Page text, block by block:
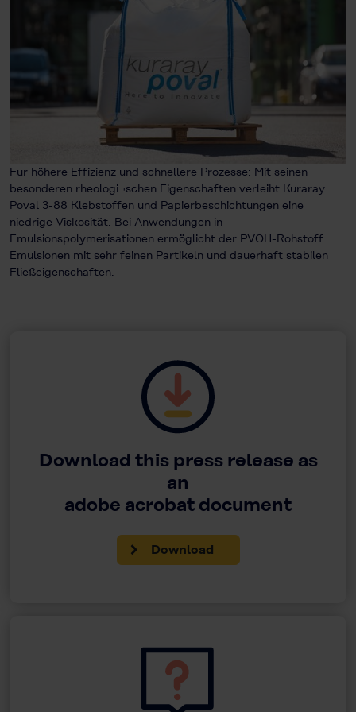
Für höhere Effizienz und schnellere Prozesse: Mit seinen
besonderen rheologi¬schen Eigenschaften verleiht Kuraray
Poval 3-88 Klebstoffen und Papierbeschichtungen eine
niedrige Viskosität. Bei Anwendungen in
Emulsionspolymerisationen ermöglicht der PVOH-Rohstoff
Emulsionen mit sehr feinen Partikeln und dauerhaft stabilen
Fließeigenschaften.
Download this press release as
an
adobe acrobat document
Download